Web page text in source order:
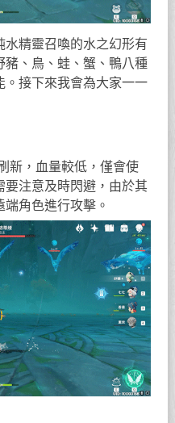
水精靈召喚的水之幻形有
豬、鳥、蛙、蟹、鴨八種
。接下來我會為大家一一
新，血量較低，僅會使
要注意及時閃避，由於其
角色進行攻擊。